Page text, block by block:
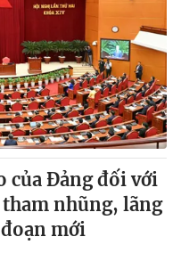
của Đảng đối với
nhũng, lãng
mới